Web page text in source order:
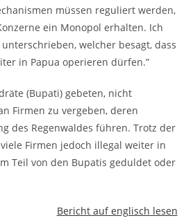
müssen reguliert werden,
ein Monopol erhalten. Ich
welcher besagt, dass
in Papua operieren dürfen.”
(Bupati) gebeten, nicht
Firmen zu vergeben, deren
des Regenwaldes führen. Trotz der
Firmen jedoch illegal weiter in
Teil von den Bupatis geduldet oder
Bericht auf englisch lesen